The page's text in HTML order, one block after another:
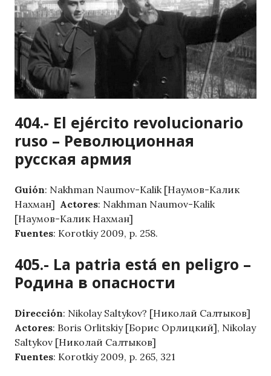
404.- El ejército revolucionario
ruso – Революционная
русская армия
Guión: Nakhman Naumov-Kalik [Наумов-Калик
Нахман] Actores: Nakhman Naumov-Kalik
[Наумов-Калик Нахман]
Fuentes: Korotkiy 2009, p. 258.
405.- La patria está en peligro –
Родина в опасности
Dirección: Nikolay Saltykov? [Николай Салтыков]
Actores: Boris Orlitskiy [Борис Орлицкий], Nikolay
Saltykov [Николай Салтыков]
Fuentes: Korotkiy 2009, p. 265, 321